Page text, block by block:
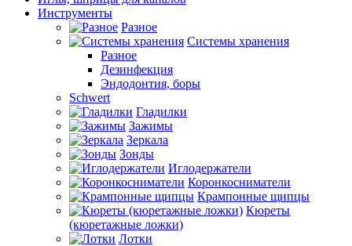
Инструменты
Разное
Системы хранения
Разное
Дезинфекция
Эндодонтия, боры
Schwert
Гладилки
Зажимы
Зеркала
Зонды
Иглодержатели
Коронкосниматели
Крампонные щипцы
Кюреты
(кюретажные ложки)
Лотки